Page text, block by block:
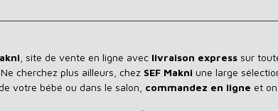
, site de vente en ligne avec livraison express sur
cherchez plus ailleurs, chez SEF Makni une large
votre bébé ou dans le salon, commandez en ligne et